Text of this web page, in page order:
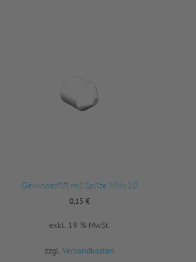
Gewindestift mit Spitze M8x10
0,15 €
exkl. 19 % MwSt.
zzgl. Versandkosten